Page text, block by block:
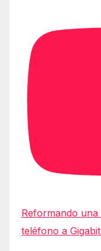
Reformando una
teléfono a